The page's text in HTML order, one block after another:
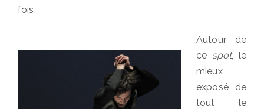
fois.
Autour de
ce spot, le
mieux
exposé de
tout le